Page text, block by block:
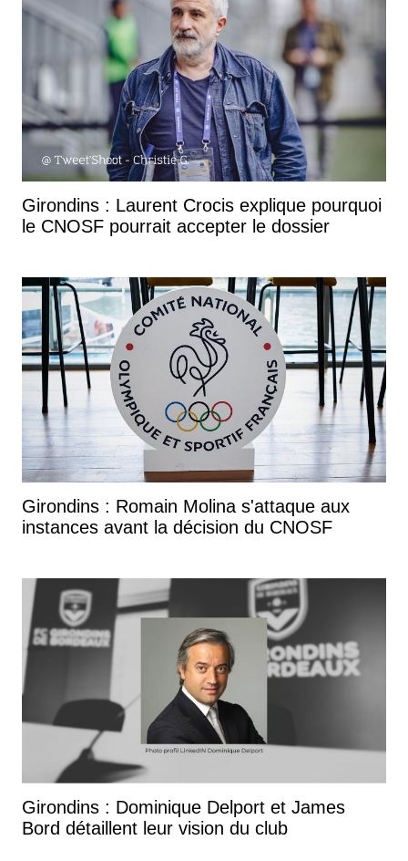
Girondins : Laurent Crocis explique pourquoi
le CNOSF pourrait accepter le dossier
Girondins : Romain Molina s'attaque aux
instances avant la décision du CNOSF
Girondins : Dominique Delport et James
Bord détaillent leur vision du club